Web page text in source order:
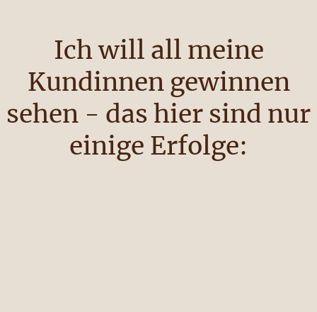
Ich will all meine
Kundinnen gewinnen
sehen - das hier sind nur
einige Erfolge: